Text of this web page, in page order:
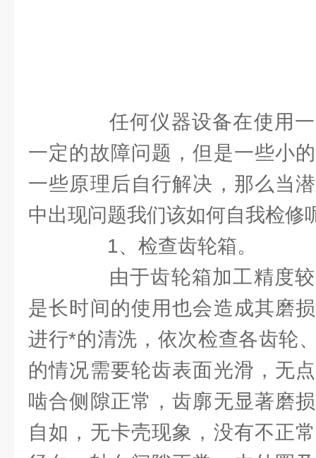
任何仪器设备在使用一
一定的故障问题，但是一些小
一些原理后自行解决，那么当
中出现问题我们该如何自我检修
1、检查齿轮箱。
由于齿轮箱加工精度较
是长时间的使用也会造成其磨
进行*的清洗，依次检查各齿轮
的情况需要轮齿表面光滑，无
啮合侧隙正常，齿廓无显著磨
自如，无卡壳现象，没有不正